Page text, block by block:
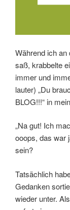
Während ich
saß, krabbelte
immer und
lauter) „Du
BLOG!!!“ in
„Na gut! Ich
ooops, das war
sein?
Tatsächlich
Gedanken
wieder unter.